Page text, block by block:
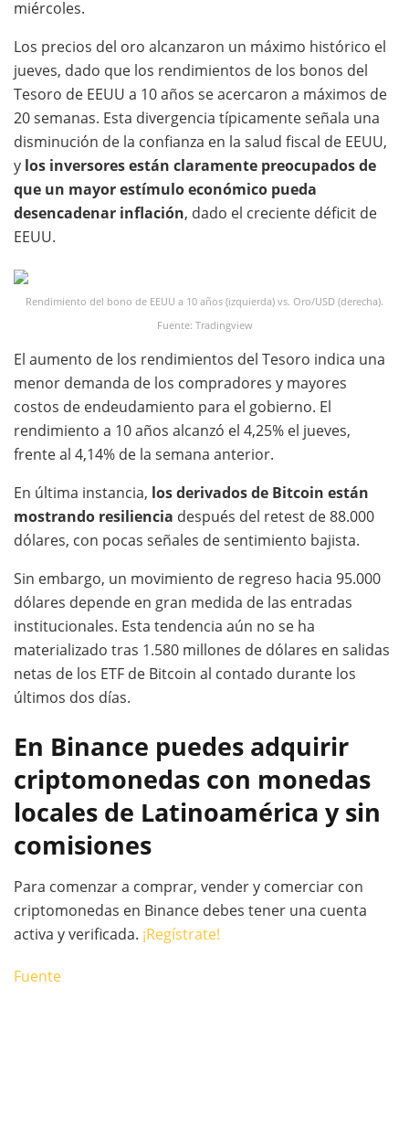
miércoles.
Los precios del oro alcanzaron un máximo histórico el
jueves, dado que los rendimientos de los bonos del
Tesoro de EEUU a 10 años se acercaron a máximos de
20 semanas. Esta divergencia típicamente señala una
disminución de la confianza en la salud fiscal de EEUU,
y los inversores están claramente preocupados de
que un mayor estímulo económico pueda
desencadenar inflación, dado el creciente déficit de
EEUU.
Rendimiento del bono de EEUU a 10 años (izquierda) vs. Oro/USD (derecha).
Fuente: Tradingview
El aumento de los rendimientos del Tesoro indica una
menor demanda de los compradores y mayores
costos de endeudamiento para el gobierno. El
rendimiento a 10 años alcanzó el 4,25% el jueves,
frente al 4,14% de la semana anterior.
En última instancia, los derivados de Bitcoin están
mostrando resiliencia después del retest de 88.000
dólares, con pocas señales de sentimiento bajista.
Sin embargo, un movimiento de regreso hacia 95.000
dólares depende en gran medida de las entradas
institucionales. Esta tendencia aún no se ha
materializado tras 1.580 millones de dólares en salidas
netas de los ETF de Bitcoin al contado durante los
últimos dos días.
En Binance puedes adquirir
criptomonedas con monedas
locales de Latinoamérica y sin
comisiones
Para comenzar a comprar, vender y comerciar con
criptomonedas en Binance debes tener una cuenta
activa y verificada. ¡Regístrate!
Fuente